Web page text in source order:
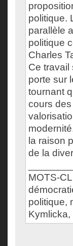
politique.
parallèle
politique
Charles
Ce travail
porte sur
tournant
cours
la raison
de la
MOTS-
politique,
Kymlicka,